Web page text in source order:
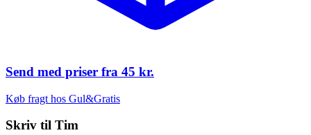
Send med priser fra 45 kr.
Køb fragt hos Gul&Gratis
Skriv til Tim